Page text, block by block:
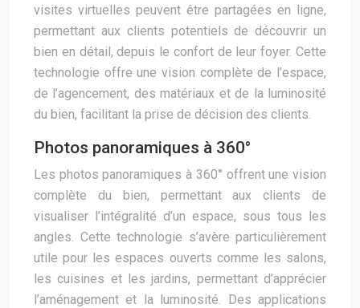
visites virtuelles peuvent être partagées en ligne,
permettant aux clients potentiels de découvrir un
bien en détail, depuis le confort de leur foyer. Cette
technologie offre une vision complète de l’espace,
de l’agencement, des matériaux et de la luminosité
du bien, facilitant la prise de décision des clients.
Photos panoramiques à 360°
Les photos panoramiques à 360° offrent une vision
complète du bien, permettant aux clients de
visualiser l’intégralité d’un espace, sous tous les
angles. Cette technologie s’avère particulièrement
utile pour les espaces ouverts comme les salons,
les cuisines et les jardins, permettant d’apprécier
l’aménagement et la luminosité. Des applications